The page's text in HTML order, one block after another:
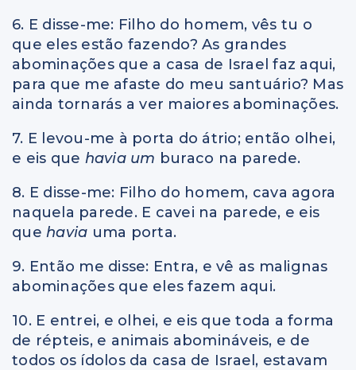
6. E disse-me: Filho do homem, vês tu o
que eles estão fazendo? As grandes
abominações que a casa de Israel faz aqui,
para que me afaste do meu santuário? Mas
ainda tornarás a ver maiores abominações.
7. E levou-me à porta do átrio; então olhei,
e eis que havia um buraco na parede.
8. E disse-me: Filho do homem, cava agora
naquela parede. E cavei na parede, e eis
que havia uma porta.
9. Então me disse: Entra, e vê as malignas
abominações que eles fazem aqui.
10. E entrei, e olhei, e eis que toda a forma
de répteis, e animais abomináveis, e de
todos os ídolos da casa de Israel, estavam